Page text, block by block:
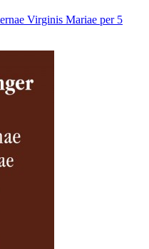
Virginis Mariae per 5